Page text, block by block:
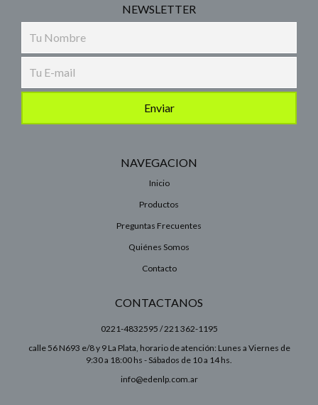
NEWSLETTER
NAVEGACION
Inicio
Productos
Preguntas Frecuentes
Quiénes Somos
Contacto
CONTACTANOS
0221-4832595 / 221 362-1195
calle 56 N693 e/8 y 9 La Plata, horario de atención: Lunes a Viernes de
9:30 a 18:00 hs - Sábados de 10 a 14 hs.
info@edenlp.com.ar